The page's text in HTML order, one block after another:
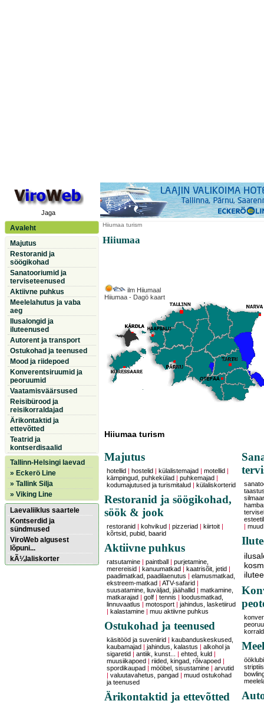
Jaga
Avaleht
Majutus
Restoranid ja
söögikohad
Sanatooriumid ja
terviseteenused
Aktiivne puhkus
Meelelahutus ja vaba
aeg
Ilusalongid ja
iluteenused
Autorent ja transport
Ostukohad ja teenused
Mood ja riidepoed
Konverentsiruumid ja
peoruumid
Vaatamisväärsused
Reisibürood ja
reisikorraldajad
Ärikontaktid ja
ettevõtted
Teatrid ja
kontserdisaalid
Tallinn-Helsingi laevad
» Eckerö Line
» Tallink Silja
» Viking Line
Laevaliiklus saartele
Kontserdid ja
sündmused
ViroWeb algusest
lõpuni...
kÃ¼laliskorter
Hiiumaa turism
Hiiumaa
ilm Hiiumaal
Hiiumaa - Dagö kaart
Hiiumaa turism
Majutus
hotellid hostelid külalistemajad |motellid
kämpingud, puhkekülad
|puhkemajad
kodumajutused ja turismitalud
külaliskorterid
Restoranid ja söögikohad,
söök & jook
restoranid kohvikud |pizzeriad kiirtoit
kõrtsid, pubid, baarid
Aktiivne puhkus
ratsutamine |paintball |purjetamine,
merereisid
kanuumatkad kaatrisõit, jetid
paadimatkad, paadilaenutus
|elamusmatkad,
ekstreem-matkad
|ATV-safarid
suusatamine, liuväljad, jäähallid
|matkamine,
matkarajad
|golf |tennis
loodusmatkad,
linnuvaatlus
|motosport |jahindus, lasketiirud
kalastamine |muu aktiivne puhkus
Ostukohad ja teenused
käsitööd ja suveniirid
kaubanduskeskused,
kaubamajad
|jahindus, kalastus |alkohol ja
sigaretid
|antiik, kunst... |ehted, kuld
muusiikapoed
|riided, kingad, rõivapoed
spordikaupad
|mööbel, sisustamine |arvutid
|valuutavahetus, pangad |muud ostukohad
ja teenused
Ärikontaktid ja ettevõtted
|